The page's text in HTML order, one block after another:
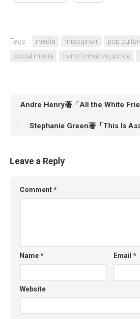
Tags: media misoginoir pop
social media
transformative justice
Leave a Reply
Comment*
Name* Email*
Website